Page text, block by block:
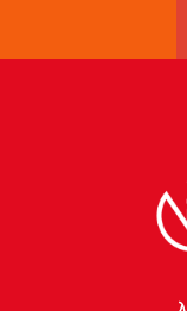
《最新プロダクト》
超体験★販促システ